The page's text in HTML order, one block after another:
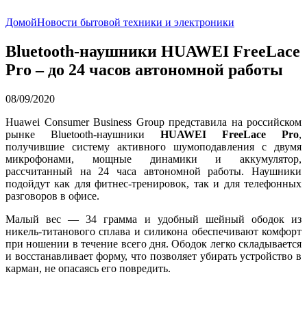
ДомойНовости бытовой техники и электроники
Bluetooth-наушники HUAWEI FreeLace
Pro – до 24 часов автономной работы
08/09/2020
Huawei Consumer Business Group представила на российском
рынке Bluetooth-наушники HUAWEI FreeLace Pro,
получившие систему активного шумоподавления с двумя
микрофонами, мощные динамики и аккумулятор,
рассчитанный на 24 часа автономной работы. Наушники
подойдут как для фитнес-тренировок, так и для телефонных
разговоров в офисе.
Малый вес — 34 грамма и удобный шейный ободок из
никель-титанового сплава и силикона обеспечивают комфорт
при ношении в течение всего дня. Ободок легко складывается
и восстанавливает форму, что позволяет убирать устройство в
карман, не опасаясь его повредить.